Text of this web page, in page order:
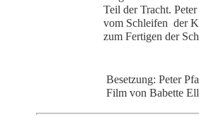
Teil der Tracht.
vom Schleifen der
zum
Besetzung: Peter
Film von Babette